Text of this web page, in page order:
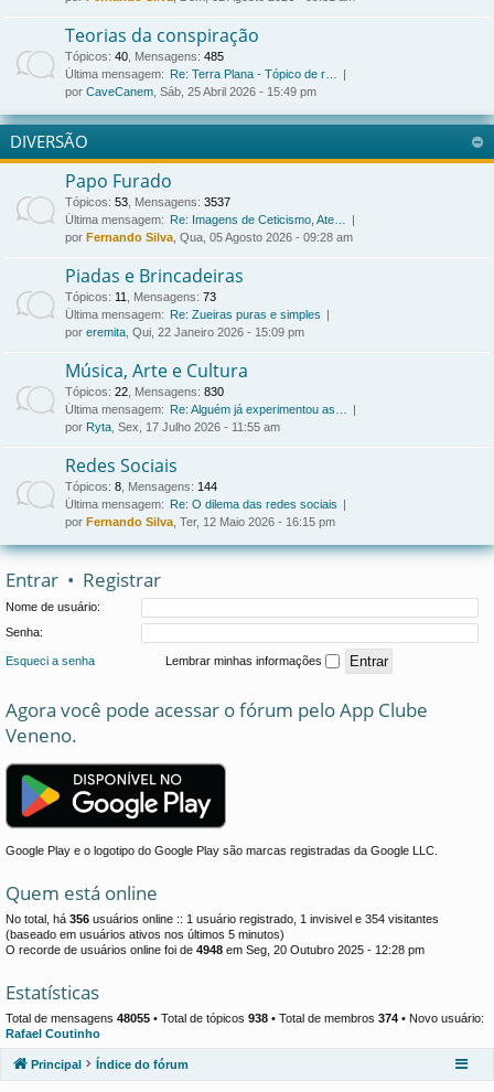
Teorias da conspiração
Tópicos: 40, Mensagens: 485
Última mensagem:
Re: Terra Plana - Tópico de r…
por CaveCanem, Sáb, 25 Abril 2026 - 15:49 pm
DIVERSÃO
Papo Furado
Tópicos: 53, Mensagens: 3537
Última mensagem:
Re: Imagens de Ceticismo, Ate…
por Fernando Silva, Qua, 05 Agosto 2026 - 09:28 am
Piadas e Brincadeiras
Tópicos: 11, Mensagens: 73
Última mensagem:
Re: Zueiras puras e simples
por eremita, Qui, 22 Janeiro 2026 - 15:09 pm
Música, Arte e Cultura
Tópicos: 22, Mensagens: 830
Última mensagem:
Re: Alguém já experimentou as…
por Ryta, Sex, 17 Julho 2026 - 11:55 am
Redes Sociais
Tópicos: 8, Mensagens: 144
Última mensagem:
Re: O dilema das redes sociais
por Fernando Silva, Ter, 12 Maio 2026 - 16:15 pm
Entrar • Registrar
Nome de usuário:
Senha:
Esqueci a senha Lembrar minhas informações
Agora você pode acessar o fórum pelo App Clube
Veneno.
Google Play e o logotipo do Google Play são marcas registradas da Google LLC.
Quem está online
No total, há 356 usuários online :: 1 usuário registrado, 1 invisivel e 354 visitantes
(baseado em usuários ativos nos últimos 5 minutos)
O recorde de usuários online foi de 4948 em Seg, 20 Outubro 2025 - 12:28 pm
Estatísticas
Total de mensagens 48055 • Total de tópicos 938 • Total de membros 374 • Novo usuário:
Rafael Coutinho
Principal Índice do fórum